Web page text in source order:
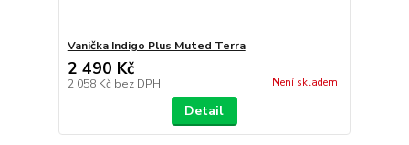
Vanička Indigo Plus Muted Terra
2 490 Kč
2 058 Kč bez DPH Není skladem
Detail